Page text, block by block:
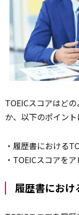
TOEICスコアはど
か、以下のポイント
・履歴書における
・TOEICスコアを
履歴書におけ